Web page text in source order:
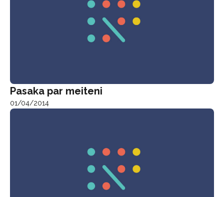
Pasaka par meiteni
01/04/2014